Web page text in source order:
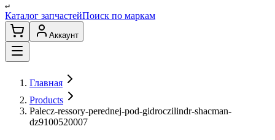
↵
Каталог запчастейПоиск по маркам
Аккаунт
Главная
Products
Palecz-ressory-perednej-pod-gidroczilindr-shacman-
dz9100520007